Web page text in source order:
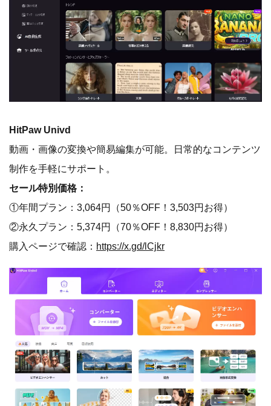
HitPaw Univd
動画・画像の変換や簡易編集が可能。日常的なコンテンツ
制作を手軽にサポート。
セール特別価格：
①年間プラン：3,064円（50％OFF！3,503円お得）
②永久プラン：5,374円（70％OFF！8,830円お得）
購入ページで確認： https://x.gd/lCjkr